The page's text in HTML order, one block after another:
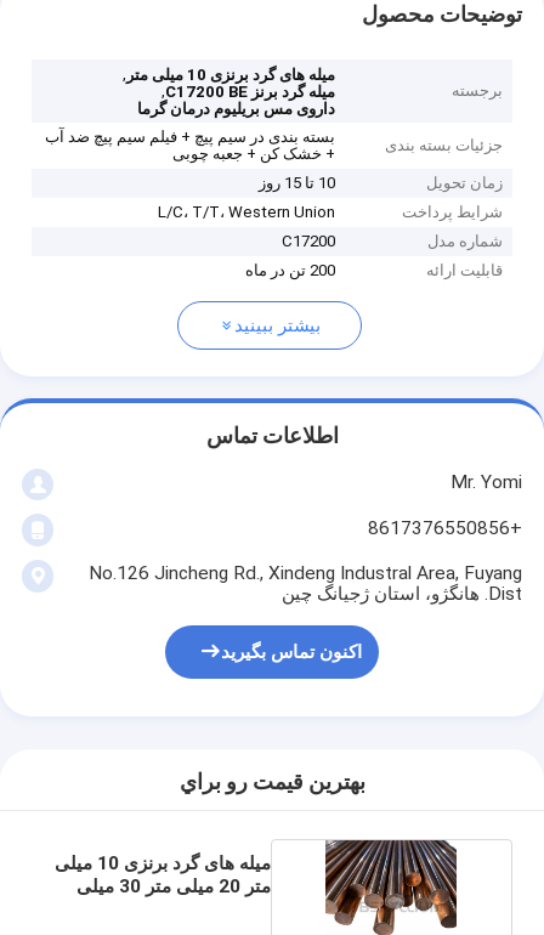
توضیحات محصول
برجسته
میله های گرد برنزی 10 میلی متر
,
میله گرد برنز C17200 BE
,
داروی مس بریلیوم درمان گرما
جزئیات بسته بندی
بسته بندی در سیم پیچ + فیلم سیم پیچ ضد آب
+ خشک کن + جعبه چوبی
زمان تحویل
10 تا 15 روز
شرایط پرداخت
L/C، T/T، Western Union
شماره مدل
C17200
قابلیت ارائه
200 تن در ماه
بیشتر ببینید
اطلاعات تماس
Mr. Yomi
+8617376550856
No.126 Jincheng Rd., Xindeng Industral Area, Fuyang
Dist. هانگژو، استان ژجیانگ چین
اکنون تماس بگیرید
بهترين قيمت رو براي
میله های گرد برنزی 10 میلی
متر 20 میلی متر 30 میلی